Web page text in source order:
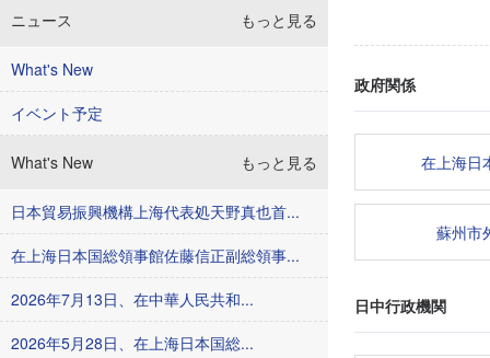
ニュース もっと見る
What's New
イベント予定
What's New もっと見る
日本貿易振興機構上海代表処天野真也首...
在上海日本国総領事館佐藤信正副総領事...
2026年7月13日、在中華人民共和...
2026年5月28日、在上海日本国総...
政府関係
在上海日
蘇州市
日中行政機関